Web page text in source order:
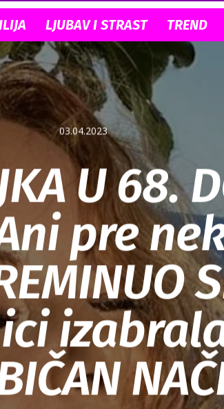
LJUBAV I STRAST TREND
03.04.2023
U 68.
pre